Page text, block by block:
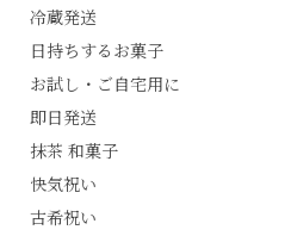
り水ようかん「清竹」
んな大満足の笑顔😋 さ
らに日高さんから、な
かの邸の珈琲パックと
小倉山荘のお菓子のサ
で🎁最後の最後まで"お
もてなし"の心を教えて
冷蔵発送
日持ちするお菓子
お試し・ご自宅用に
即日発送
抹茶 和菓子
快気祝い
古希祝い